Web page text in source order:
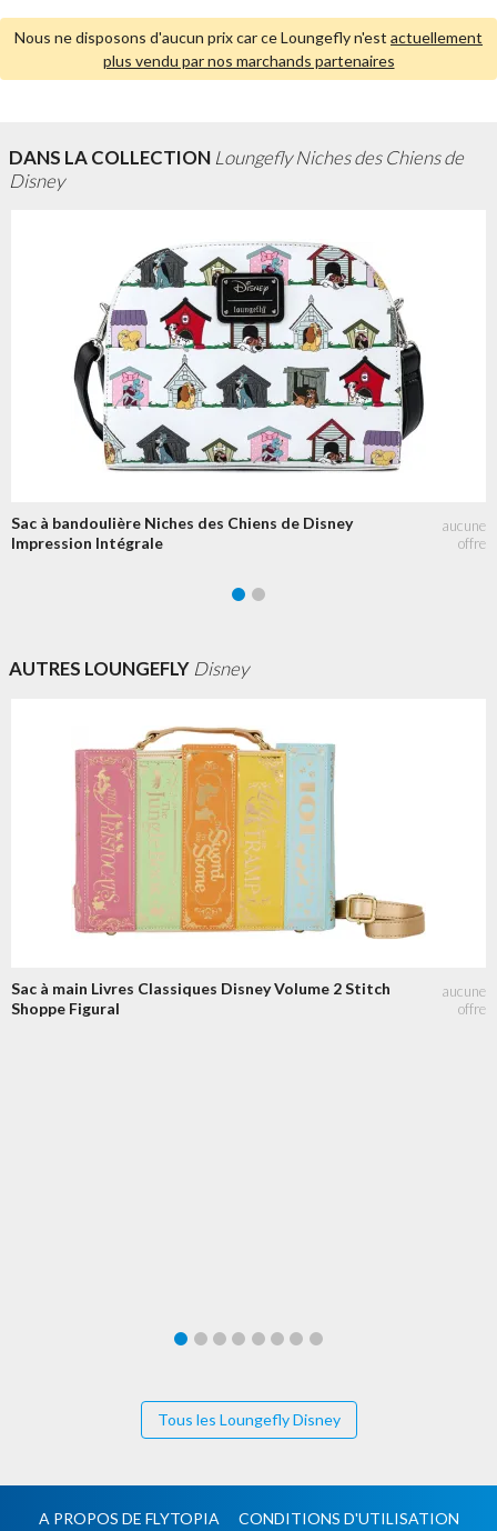
Nous ne disposons d'aucun prix car ce Loungefly n'est actuellement
plus vendu par nos marchands partenaires
DANS LA COLLECTION Loungefly Niches des Chiens de
Disney
Sac à bandoulière Niches des Chiens de Disney
Impression Intégrale
AUTRES LOUNGEFLY Disney
Sac à main Livres Classiques Disney Volume 2 Stitch
Shoppe Figural
Tous les Loungefly Disney
A PROPOS DE FLYTOPIA CONDITIONS D'UTILISATION